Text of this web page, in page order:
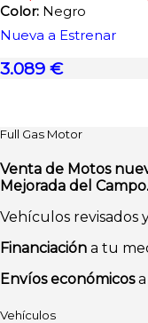
Color: Negro
Nueva a Estrenar
3.089 €
Full Gas Motor
Venta de Motos
Mejorada del
Vehículos revisados
Financiación a tu
Envíos económicosa
Vehículos